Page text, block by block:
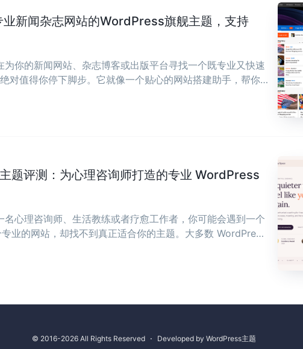
新闻杂志网站的WordPress旗舰主题，支持
为你的新闻网站、杂志博客或出版平台寻找一个既专业又快速
对值得你停下脚步。它就像一个贴心的网站搭建助手，帮你
题评测：为心理咨询师打造的专业 WordPress
名心理咨询师、生活教练或者疗愈工作者，你可能会遇到一个
业的网站，却找不到真正适合你的主题。大多数 WordPress
© 2016-2026 All Rights Reserved ⋅ Developed by WordPress主题